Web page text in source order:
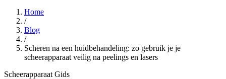
Home
/
Blog
/
Scheren na een huidbehandeling: zo gebruik je je
scheerapparaat veilig na peelings en lasers
Scheerapparaat Gids